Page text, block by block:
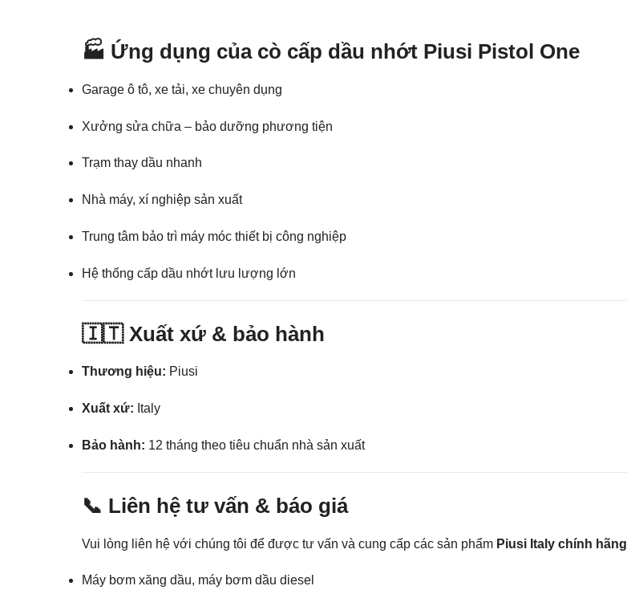
🏭 Ứng dụng của cò cấp dầu nhớt Piusi Pistol One
Garage ô tô, xe tải, xe chuyên dụng
Xưởng sửa chữa – bảo dưỡng phương tiện
Trạm thay dầu nhanh
Nhà máy, xí nghiệp sản xuất
Trung tâm bảo trì máy móc thiết bị công nghiệp
Hệ thống cấp dầu nhớt lưu lượng lớn
🇮🇹 Xuất xứ & bảo hành
Thương hiệu: Piusi
Xuất xứ: Italy
Bảo hành: 12 tháng theo tiêu chuẩn nhà sản xuất
📞 Liên hệ tư vấn & báo giá
Vui lòng liên hệ với chúng tôi để được tư vấn và cung cấp các sản phẩm Piusi Italy chính hãng
Máy bơm xăng dầu, máy bơm dầu diesel